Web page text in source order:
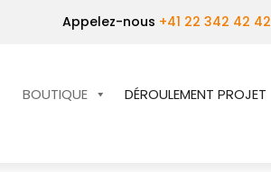
Appelez-nous +41 22 342 42 42
BOUTIQUE DÉROULEMENT PROJET